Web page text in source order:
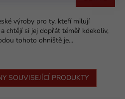
výroby pro ty, kteří milují
chtějí si jej dopřát téměř kdekoliv,
tohoto ohniště je...
SOUVISEJÍCÍ PRODUKTY